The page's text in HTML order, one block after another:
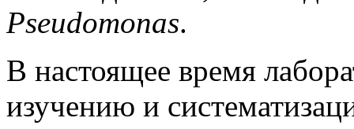
Pseudomonas.
В настоящее время
изучению и